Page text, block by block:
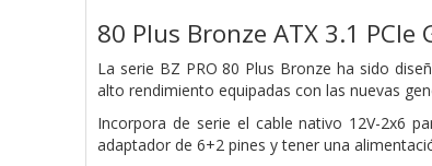
80 Plus Bronze ATX 3.1 PCIe
La serie BZ PRO 80 Plus Bronze ha sido
alto rendimiento equipadas con las nuevas
Incorpora de serie el cable nativo 12V-2x6
adaptador de 6+2 pines y tener una